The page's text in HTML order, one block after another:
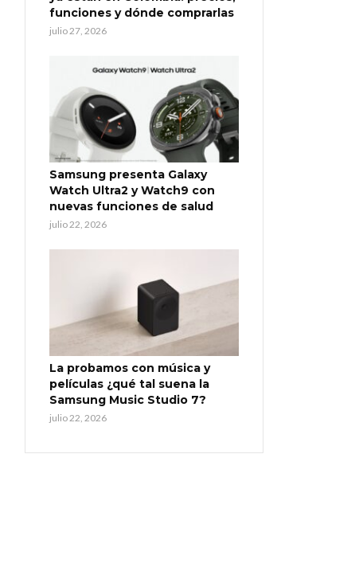
funciones y dónde comprarlas
julio 27, 2026
Samsung presenta Galaxy
Watch Ultra2 y Watch9 con
nuevas funciones de salud
julio 22, 2026
La probamos con música y
películas ¿qué tal suena la
Samsung Music Studio 7?
julio 22, 2026